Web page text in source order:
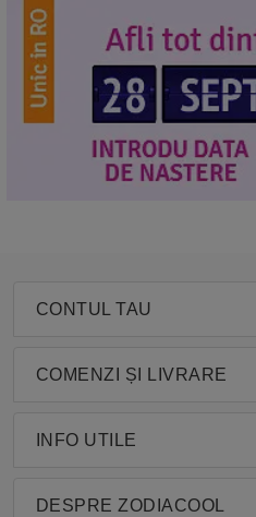
CONTUL TAU
COMENZI ȘI LIVRARE
INFO UTILE
DESPRE ZODIACOOL